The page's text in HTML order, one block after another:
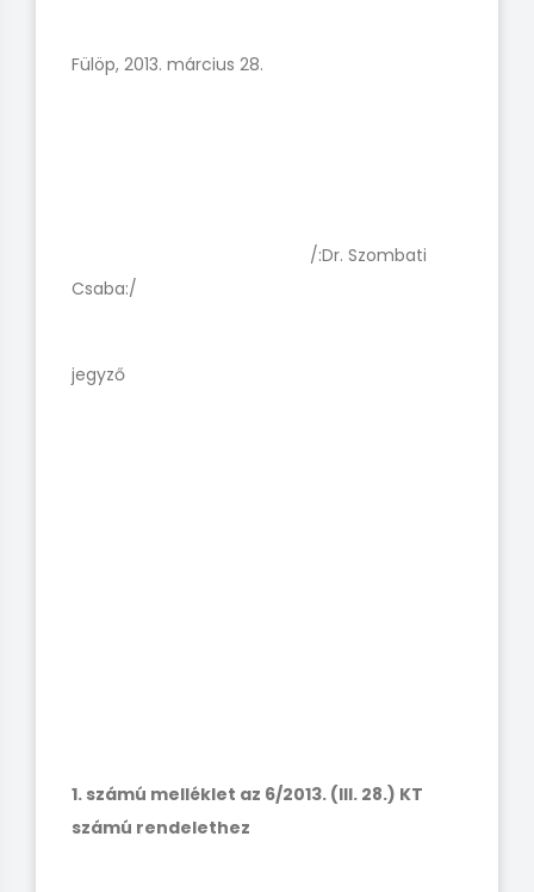
Fülöp, 2013. március 28.
/:Dr. Szombati
Csaba:/
jegyző
1. számú melléklet az 6/2013. (III. 28.) KT
számú rendelethez